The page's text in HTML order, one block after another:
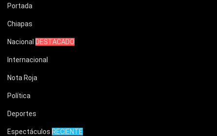
Portada
Chiapas
Nacional DESTACADO
Internacional
Nota Roja
Política
Deportes
Espectáculos RECIENTE